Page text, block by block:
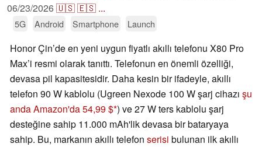
06/23/2026🇺🇸🇪🇸 ...
5G Android Smartphone Launch
Honor Çin’de en yeni uygun fiyatlı akıllı telefonu X80 Pro
Max’i resmi olarak tanıttı. Telefonun en önemli özelliği,
devasa pil kapasitesidir. Daha kesin bir ifadeyle, akıllı
telefon 90 W kablolu (Ugreen Nexode 100 W şarj cihazı şu
anda Amazon'da 54,99 $ ) ve 27 W ters kablolu şarj
desteğine sahip 11.000 mAh'lik devasa bir bataryaya
sahip. Bu, markanın akıllı telefon serisi bulunan ilk akıllı